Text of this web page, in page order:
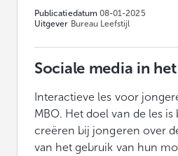
Publicatiedatum 08-01-2025
Uitgever Bureau Leefstijl
Sociale media in
Interactieve les voor
MBO. Het doel van de les
creëren bij jongeren over
van het gebruik van hun